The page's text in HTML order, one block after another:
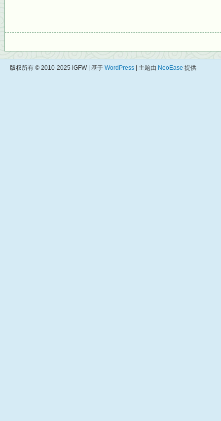
版权所有 © 2010-2025 iGFW | 基于 WordPress | 主题由 NeoEase 提供